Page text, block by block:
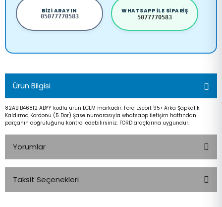
BIZI ARAYIN
05077770583
WHATSAPP ILE SIPARIŞ
5077770583
Ürün Bilgisi
82AB B46812 ABYY kodlu ürün ECEM markadır. Ford Escort 95> Arka Şapkalık
Kaldırma Kordonu (5 Dor) Şase numarasıyla whatsapp iletişim hattından
parçanın doğruluğunu kontrol edebilirsiniz. FORD araçlarına uygundur.
Yorumlar
Taksit Seçenekleri